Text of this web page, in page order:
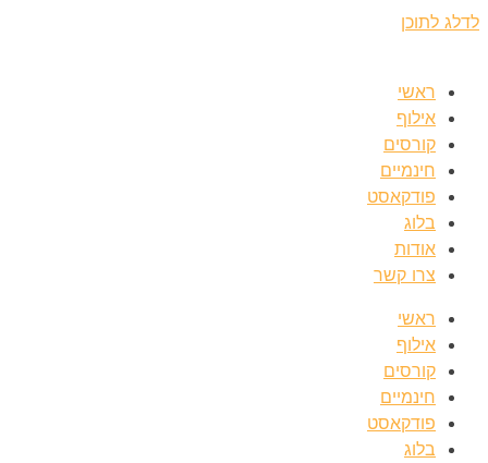
לדלג לתוכן
ראשי
אילוף
קורסים
חינמיים
פודקאסט
בלוג
אודות
צרו קשר
ראשי
אילוף
קורסים
חינמיים
פודקאסט
בלוג